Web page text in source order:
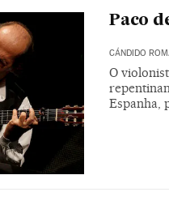
Paco
CÁNDIDO
O
Espanha,